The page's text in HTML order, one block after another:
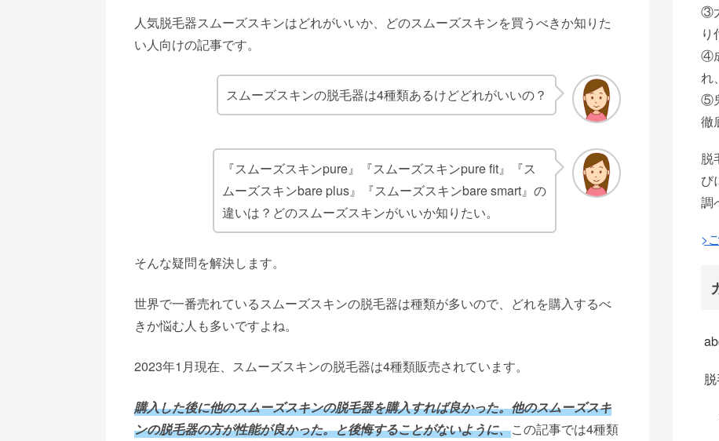
人気脱毛器スムーズスキンはどれがいいか、どのスムーズスキンを買うべきか知りた
い人向けの記事です。
スムーズスキンの脱毛器は4種類あるけどどれがいいの？
『スムーズスキンpure』『スムーズスキンpure fit』『ス
ムーズスキンbare plus』『スムーズスキンbare smart』の
違いは？どのスムーズスキンがいいか知りたい。
そんな疑問を解決します。
世界で一番売れているスムーズスキンの脱毛器は種類が多いので、どれを購入するべ
きか悩む人も多いですよね。
2023年1月現在、スムーズスキンの脱毛器は4種類販売されています。
購入した後に他のスムーズスキンの脱毛器を購入すれば良かった。他のスムーズスキ
ンの脱毛器の方が性能が良かった。と後悔することがないように、この記事では4種類
③
り
④
れ
⑤
徹
脱
び
調
>